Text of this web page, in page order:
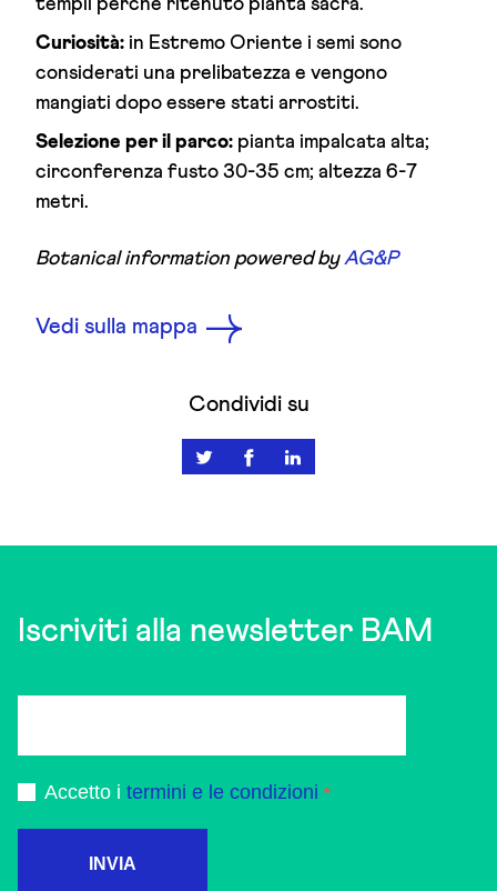
templi perché ritenuto pianta sacra.
Curiosità: in Estremo Oriente i semi sono
considerati una prelibatezza e vengono
mangiati dopo essere stati arrostiti.
Selezione per il parco: pianta impalcata alta;
circonferenza fusto 30-35 cm; altezza 6-7
metri.
Botanical information powered byAG&P
Vedi sulla mappa
Condividi su
Iscriviti alla newsletter BAM
Accetto i termini e le condizioni
INVIA